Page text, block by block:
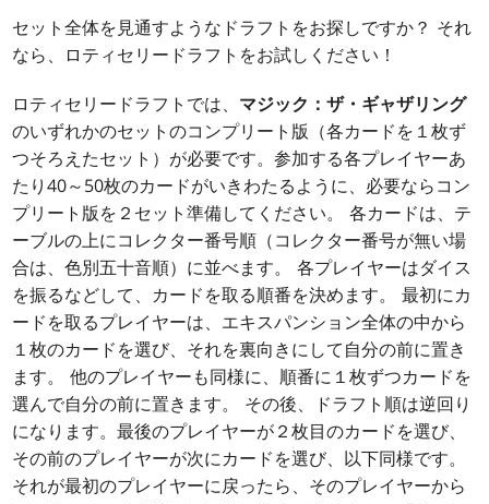
セット全体を見通すようなドラフトをお探しですか？ それ
なら、ロティセリードラフトをお試しください！
ロティセリードラフトでは、 マジック：ザ・ギャザリング
のいずれかのセットのコンプリート版（各カードを１枚ず
つそろえたセット）が必要です。参加する各プレイヤーあ
たり40～50枚のカードがいきわたるように、必要ならコン
プリート版を２セット準備してください。 各カードは、テ
ーブルの上にコレクター番号順（コレクター番号が無い場
合は、色別五十音順）に並べます。 各プレイヤーはダイス
を振るなどして、カードを取る順番を決めます。 最初にカ
ードを取るプレイヤーは、エキスパンション全体の中から
１枚のカードを選び、それを裏向きにして自分の前に置き
ます。 他のプレイヤーも同様に、順番に１枚ずつカードを
選んで自分の前に置きます。 その後、ドラフト順は逆回り
になります。最後のプレイヤーが２枚目のカードを選び、
その前のプレイヤーが次にカードを選び、以下同様です。
それが最初のプレイヤーに戻ったら、そのプレイヤーから